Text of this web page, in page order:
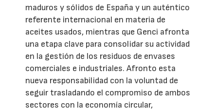
maduros y sólidos de España y un auténtico
referente internacional en materia de
aceites usados, mientras que Genci afronta
una etapa clave para consolidar su actividad
en la gestión de los residuos de envases
comerciales e industriales. Afronto esta
nueva responsabilidad con la voluntad de
seguir trasladando el compromiso de ambos
sectores con la economía circular,